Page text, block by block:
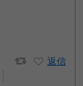
返信